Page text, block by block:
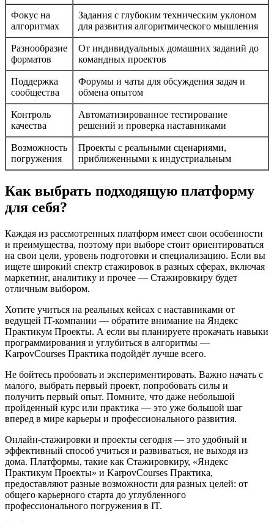
Фокус на
алгоритмах
Задания с глубоким техническим уклоном
для развития алгоритмического мышления
Разнообразие
форматов
От индивидуальных домашних заданий до
командных проектов
Поддержка
сообщества
Форумы и чаты для обсуждения задач и
обмена опытом
Контроль
качества
Автоматизированное тестирование
решений и проверка наставниками
Возможность
погружения
Проекты с реальными сценариями,
приближенными к индустриальным
Как выбрать подходящую платформу
для себя?
Каждая из рассмотренных платформ имеет свои особенности
и преимущества, поэтому при выборе стоит ориентироваться
на свои цели, уровень подготовки и специализацию. Если вы
ищете широкий спектр стажировок в разных сферах, включая
маркетинг, аналитику и прочее — Стажировкиру будет
отличным выбором.
Хотите учиться на реальных кейсах с наставниками от
ведущей IT-компании — обратите внимание на Яндекс
Практикум Проекты. А если вы планируете прокачать навыки
программирования и углубиться в алгоритмы —
KarpovCourses Практика подойдёт лучше всего.
Не бойтесь пробовать и экспериментировать. Важно начать с
малого, выбрать первый проект, попробовать силы и
получить первый опыт. Помните, что даже небольшой
пройденный курс или практика — это уже большой шаг
вперед в мире карьеры и профессионального развития.
Онлайн-стажировки и проекты сегодня — это удобный и
эффективный способ учиться и развиваться, не выходя из
дома. Платформы, такие как Стажировкиру, «Яндекс
Практикум Проекты» и KarpovCourses Практика,
предоставляют разные возможности для разных целей: от
общего карьерного старта до углубленного
профессионального погружения в IT.